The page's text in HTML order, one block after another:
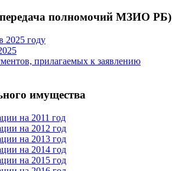
полномочий МЗИО РБ)
2025 году
прилагаемых к заявлению
имущества
на 2011 год
на 2012 год
на 2013 год
на 2014 год
на 2015 год